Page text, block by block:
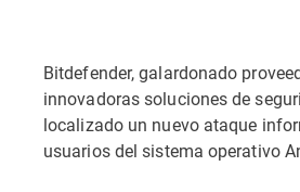
Bitdefender, galardonado
innovadoras soluciones de
localizado un nuevo ataque
usuarios del sistema operativo